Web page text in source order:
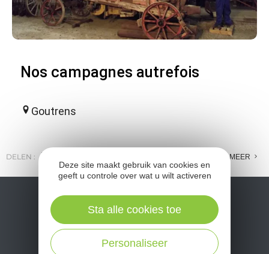
Nos campagnes autrefois
Goutrens
DELEN : MEER
Deze site maakt gebruik van cookies en
geeft u controle over wat u wilt activeren
Personaliseer
Sta alle cookies toe